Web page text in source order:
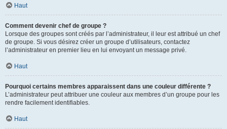
Haut
Comment devenir chef de groupe ?
Lorsque des groupes sont créés par l’administrateur, il leur est attribué un chef
de groupe. Si vous désirez créer un groupe d’utilisateurs, contactez
l’administrateur en premier lieu en lui envoyant un message privé.
Haut
Pourquoi certains membres apparaissent dans une couleur différente ?
L’administrateur peut attribuer une couleur aux membres d’un groupe pour les
rendre facilement identifiables.
Haut